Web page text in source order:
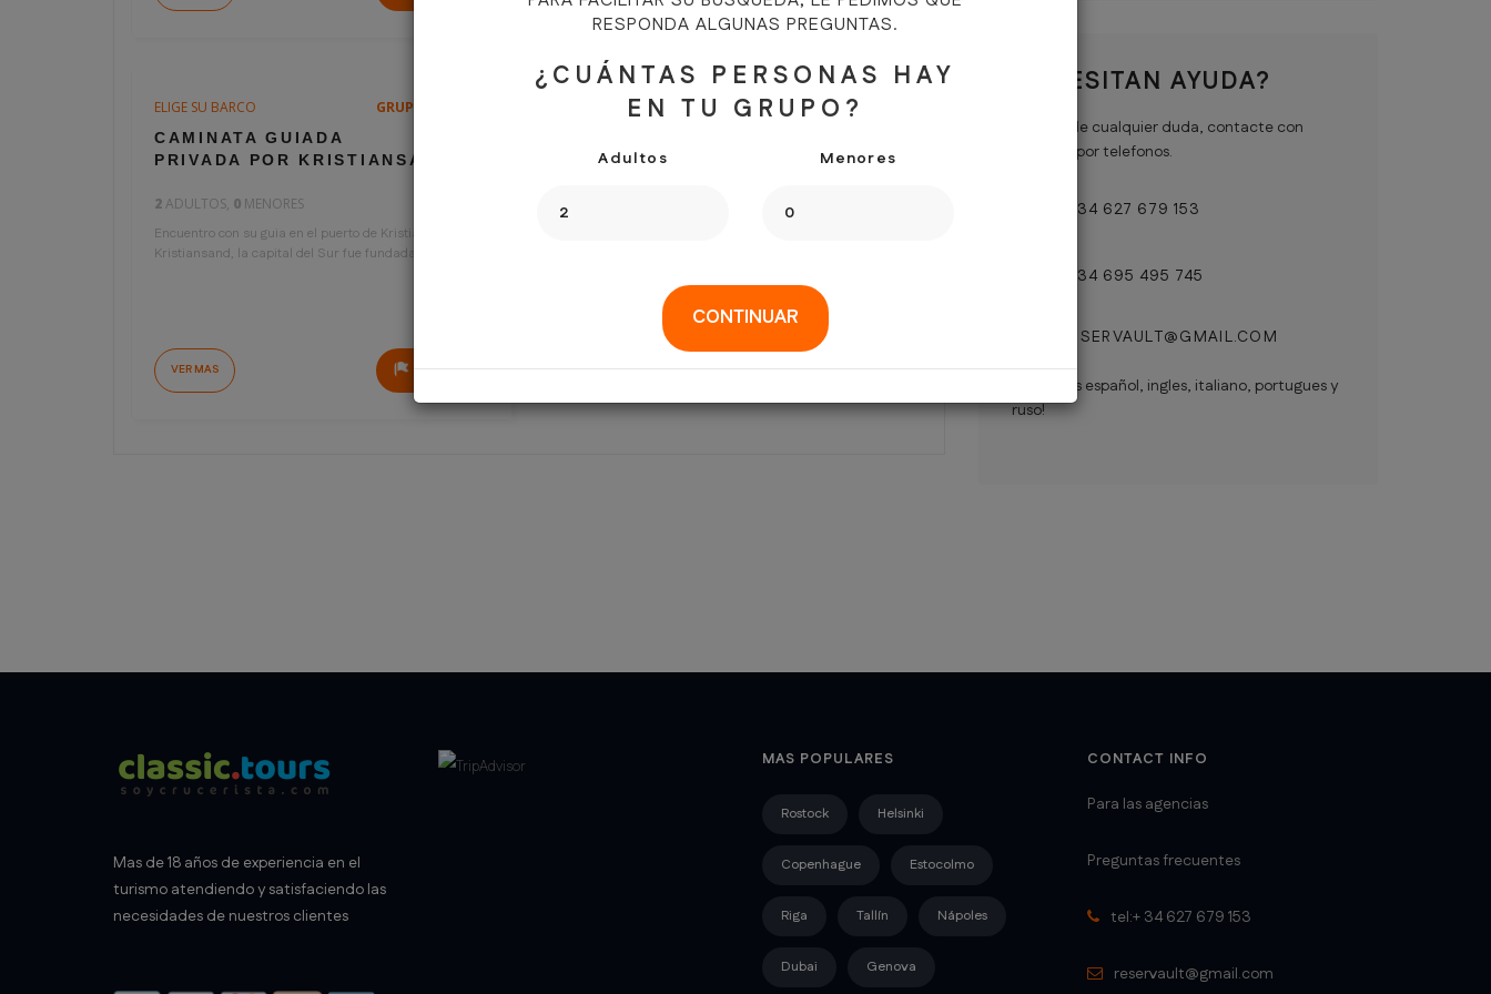
2 horas
por persona
GRUPO PRIVADO
ELIGE SU BARCO
CAMINATA GUIADA
PRIVADA POR KRISTIANSAND
2ADULTOS, 0 MENORES
Encuentro con su guia en el puerto de Kristiansand.
Kristiansand, la capital del Sur fue fundada en 1641...
VER MAS RESERVAR
NECESITAN AYUDA?
En caso de cualquier duda, contacte con
nosotros por telefonos.
+ 34 627 679 153
+ 34 695 495 745
RESERVAULT@GMAIL.COM
Hablamos español, ingles, italiano, portugues y
ruso!
RESPONDA ALGUNAS PREGUNTAS.
¿CUÁNTAS PERSONAS HAY
EN TU GRUPO?
Adultos Menores
CONTINUAR
Mas de 18 años de experiencia en el
turismo atendiendo y satisfaciendo las
necesidades de nuestros clientes
MAS POPULARES
Rostock Helsinki
Copenhague Estocolmo
Riga Tallín Nápoles
Dubai Genova
CONTACT INFO
Para las agencias
Preguntas frecuentes
tel:+ 34 627 679 153
reservault@gmail.com